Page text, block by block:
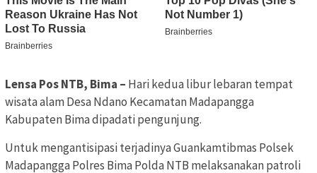
Lensa Pos NTB, Bima – Hari kedua libur lebaran tempat
wisata alam Desa Ndano Kecamatan Madapangga
Kabupaten Bima dipadati pengunjung.
Untuk mengantisipasi terjadinya Guankamtibmas Polsek
Madapangga Polres Bima Polda NTB melaksanakan patroli